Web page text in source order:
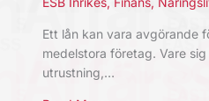
Ett lån kan vara avgörande
medelstora företag. Vare
utrustning,…